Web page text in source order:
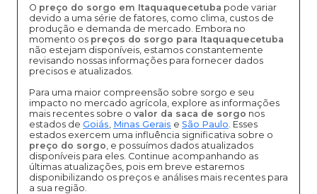
O preço do sorgo em Itaquaquecetuba pode variar
devido a uma série de fatores, como clima, custos de
produção e demanda de mercado. Embora no
momento os preços do sorgo para Itaquaquecetuba
não estejam disponíveis, estamos constantemente
revisando nossas informações para fornecer dados
precisos e atualizados.
Para uma maior compreensão sobre sorgo e seu
impacto no mercado agrícola, explore as informações
mais recentes sobre o valor da saca de sorgo nos
estados de Goiás, Minas Gerais e São Paulo. Esses
estados exercem uma influência significativa sobre o
preço do sorgo, e possuímos dados atualizados
disponíveis para eles. Continue acompanhando as
últimas atualizações, pois em breve estaremos
disponibilizando os preços e análises mais recentes para
a sua região.